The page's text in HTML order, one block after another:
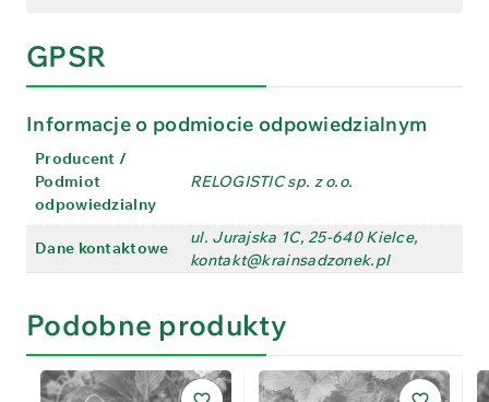
GPSR
Informacje o podmiocie odpowiedzialnym
Producent /
Podmiot
odpowiedzialny
RELOGISTIC sp. z o.o.
Dane kontaktowe
ul. Jurajska 1C, 25-640 Kielce,
kontakt@krainsadzonek.pl
Podobne produkty